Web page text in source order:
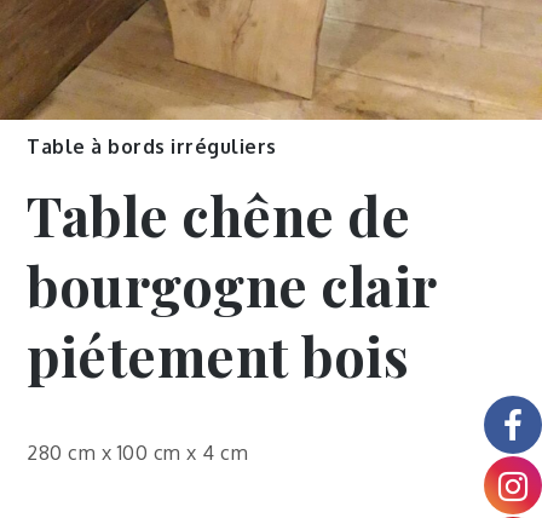
Table à bords irréguliers
Table chêne de
bourgogne clair
piétement bois
280 cm x 100 cm x 4 cm